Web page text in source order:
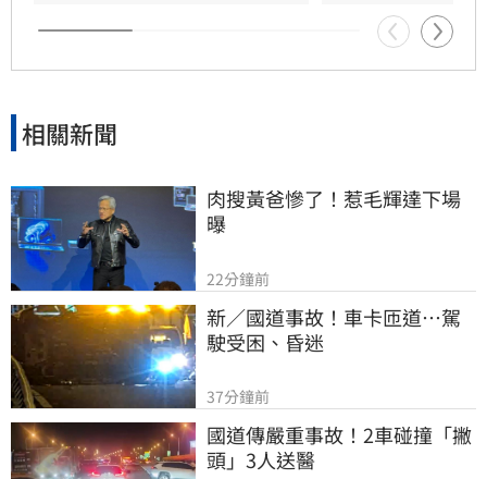
開力挺輝達，不僅影響市場信心，更牽動台廠AI
供應鏈的資金板塊。專家提醒，未來擁有實質業
績護體的台廠，才有望在劇烈洗牌中脫穎而出。
相關新聞
肉搜黃爸慘了！惹毛輝達下場
曝
22分鐘前
新／國道事故！車卡匝道…駕
駛受困、昏迷
37分鐘前
國道傳嚴重事故！2車碰撞「撇
頭」3人送醫